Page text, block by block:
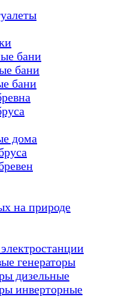
бани
бани
бани
дома
на природе
генераторы
дизельные
инверторные